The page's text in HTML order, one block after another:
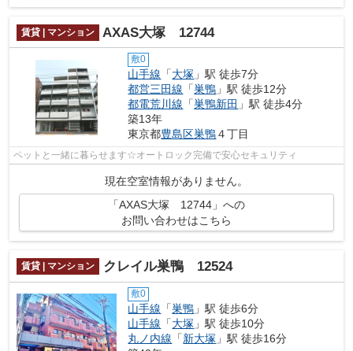
賃貸 | マンション AXAS大塚 12744
敷0
山手線 「大塚 」駅 徒歩7分
都営三田線 「巣鴨 」駅 徒歩12分
都電荒川線 「巣鴨新田 」駅 徒歩4分
築13年
東京都豊島区巣鴨４丁目
ペットと一緒に暮らせます☆オートロック完備で安心セキュリティ
現在空室情報がありません。
「AXAS大塚 12744」への
お問い合わせはこちら
賃貸 | マンション クレイル巣鴨 12524
敷0
山手線 「巣鴨 」駅 徒歩6分
山手線 「大塚 」駅 徒歩10分
丸ノ内線 「新大塚 」駅 徒歩16分